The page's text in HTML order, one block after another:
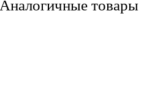
Аналогичные товары